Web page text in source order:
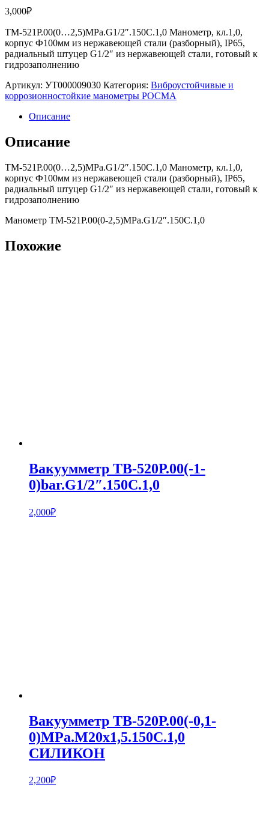
3,000₽
ТМ-521Р.00(0…2,5)MPa.G1/2″.150С.1,0 Манометр, кл.1,0,
корпус Ф100мм из нержавеющей стали (разборный), IP65,
радиальный штуцер G1/2″ из нержавеющей стали, готовый к
гидрозаполнению
Артикул: УТ000009030 Категория: Виброустойчивые и
коррозионностойкие манометры РОСМА
Описание
Описание
ТМ-521Р.00(0…2,5)MPa.G1/2″.150С.1,0 Манометр, кл.1,0,
корпус Ф100мм из нержавеющей стали (разборный), IP65,
радиальный штуцер G1/2″ из нержавеющей стали, готовый к
гидрозаполнению
Манометр ТМ-521Р.00(0-2,5)MPa.G1/2″.150С.1,0
Похожие
Вакуумметр ТВ-520Р.00(-1-
0)bar.G1/2″.150С.1,0
2,000₽
Вакуумметр ТВ-520Р.00(-0,1-
0)MPa.М20х1,5.150С.1,0
СИЛИКОН
2,200₽